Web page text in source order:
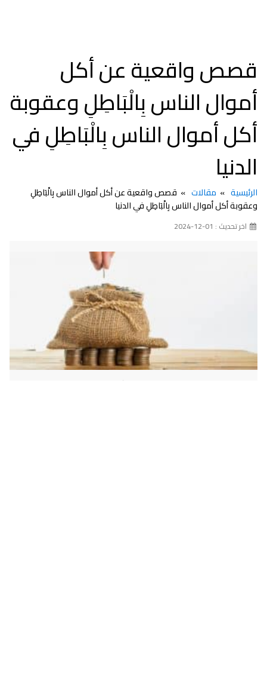
قصص واقعية عن أكل
أموال الناس بِالْبَاطِلِ وعقوبة
أكل أموال الناس بِالْبَاطِلِ في
الدنيا
الرئيسية مقالات
قصص واقعية عن أكل أموال الناس بِالْبَاطِلِ
وعقوبة أكل أموال الناس بِالْبَاطِلِ في الدنيا
اخر تحديث : 01-12-2024